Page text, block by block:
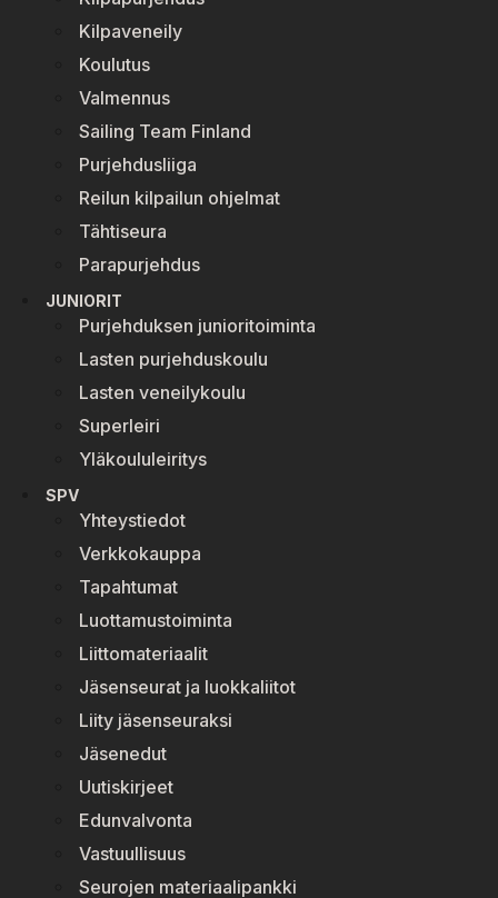
Kilpaveneily
Koulutus
Valmennus
Sailing Team Finland
Purjehdusliiga
Reilun kilpailun ohjelmat
Tähtiseura
Parapurjehdus
JUNIORIT
Purjehduksen junioritoiminta
Lasten purjehduskoulu
Lasten veneilykoulu
Superleiri
Yläkoululeiritys
SPV
Yhteystiedot
Verkkokauppa
Tapahtumat
Luottamustoiminta
Liittomateriaalit
Jäsenseurat ja luokkaliitot
Liity jäsenseuraksi
Jäsenedut
Uutiskirjeet
Edunvalvonta
Vastuullisuus
Seurojen materiaalipankki